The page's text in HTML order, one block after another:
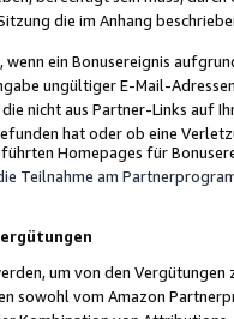
die im Anhang
ein Bonusereignis
ungültiger E-Mail-
nicht aus Partner-Links auf
hat oder ob eine
Homepages für
Teilnahme am
um von den
sowohl vom Amazon